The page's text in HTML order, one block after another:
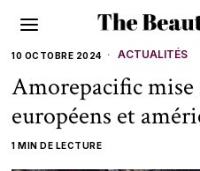
10 OCTOBRE 2024 ACTUALITÉS
Amorepacific
européens et
1 MIN DE LECTURE